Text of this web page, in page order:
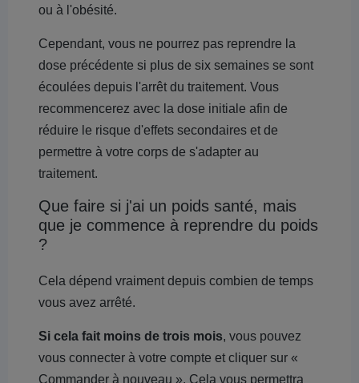
ou à l'obésité.
Cependant, vous ne pourrez pas reprendre la
dose précédente si plus de six semaines se sont
écoulées depuis l'arrêt du traitement. Vous
recommencerez avec la dose initiale afin de
réduire le risque d'effets secondaires et de
permettre à votre corps de s'adapter au
traitement.
Que faire si j'ai un poids santé, mais
que je commence à reprendre du poids
?
Cela dépend vraiment depuis combien de temps
vous avez arrêté.
Si cela fait moins de trois mois, vous pouvez
vous connecter à votre compte et cliquer sur «
Commander à nouveau ». Cela vous permettra